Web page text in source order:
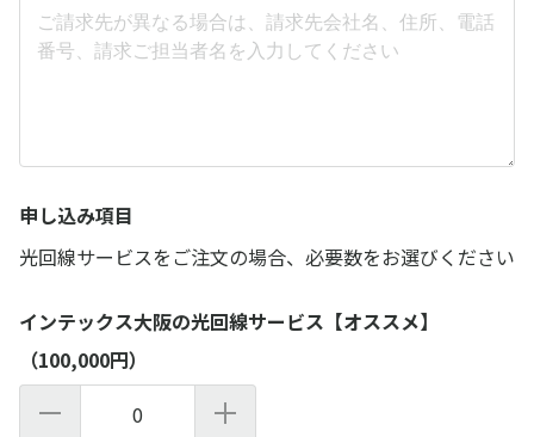
申し込み項目
光回線サービスをご注文の場合、必要数をお選びください
インテックス大阪の光回線サービス【オススメ】
（100,000円）
0